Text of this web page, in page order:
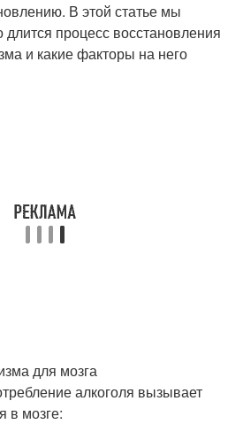
В этой статье мы
длится процесс восстановления
и какие факторы на него
для мозга
алкоголя вызывает
в мозге: